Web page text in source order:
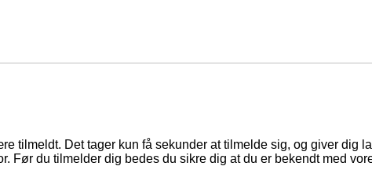
tilmeldt. Det tager kun få sekunder at tilmelde sig, og giver
Før du tilmelder dig bedes du sikre dig at du er bekendt med